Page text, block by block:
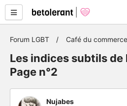
Forum LGBT Café du commerce
Les indices subtils
Page n°2
Nujabes